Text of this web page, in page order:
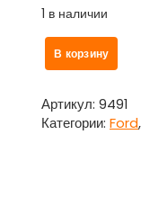
1 в наличии
Количество
товара
солнцезащитный
ПРАВЫЙ
В корзину
Артикул: 9491
Категории: Ford,